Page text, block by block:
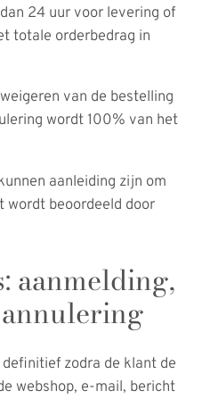
24 uur voor levering of
totale orderbedrag in
van de bestelling
wordt 100% van het
aanleiding zijn om
wordt beoordeeld door
aanmelding,
zodra de klant de
webshop, e-mail, bericht